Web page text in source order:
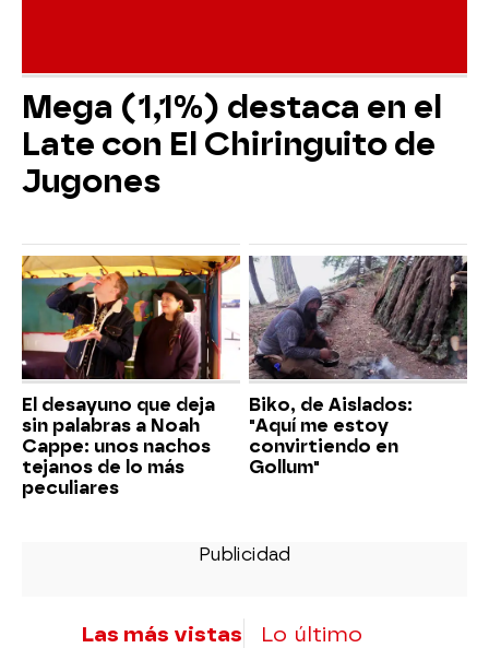
Mega (1,1%) destaca en el
Late con El Chiringuito de
Jugones
El desayuno que deja
sin palabras a Noah
Cappe: unos nachos
tejanos de lo más
peculiares
Biko, de Aislados:
"Aquí me estoy
convirtiendo en
Gollum"
Las más vistas Lo último